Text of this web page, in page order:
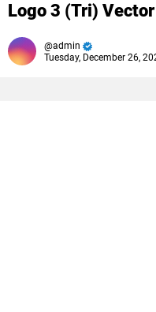
Logo 3 (Tri) Vector
admin
Tuesday, December 26,